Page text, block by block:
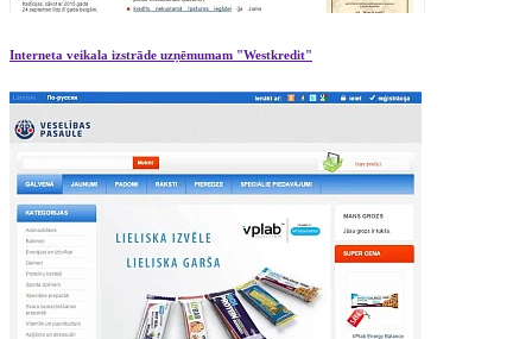
Interneta veikala izstrāde uzņēmumam "Westkredit"